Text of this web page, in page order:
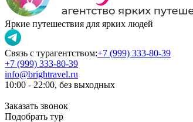
Яркие путешествия для ярких людей
Связь с турагентством:+7 (999) 333-80-39
+7 (999) 333-80-39
info@brightravel.ru
10:00 - 22:00, без выходных
Заказать звонок
Подобрать тур